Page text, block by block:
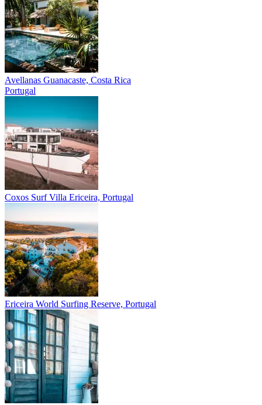
Avellanas Guanacaste, Costa Rica
Portugal
Coxos Surf Villa Ericeira, Portugal
Ericeira World Surfing Reserve, Portugal